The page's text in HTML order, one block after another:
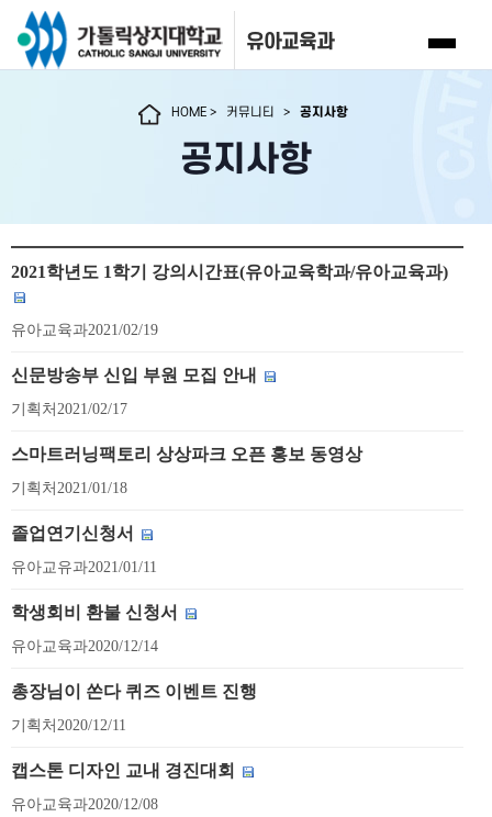
유아교육과
HOME > 커뮤니티 > 공지사항
공지사항
2021학년도 1학기 강의시간표(유아교육학과/유아교육과)
유아교육과2021/02/19
신문방송부 신입 부원 모집 안내
기획처 2021/02/17
스마트러닝팩토리 상상파크 오픈 홍보 동영상
기획처 2021/01/18
졸업연기신청서
유아교유과2021/01/11
학생회비 환불 신청서
유아교육과2020/12/14
총장님이 쏜다 퀴즈 이벤트 진행
기획처 2020/12/11
캡스톤 디자인 교내 경진대회
유아교육과2020/12/08